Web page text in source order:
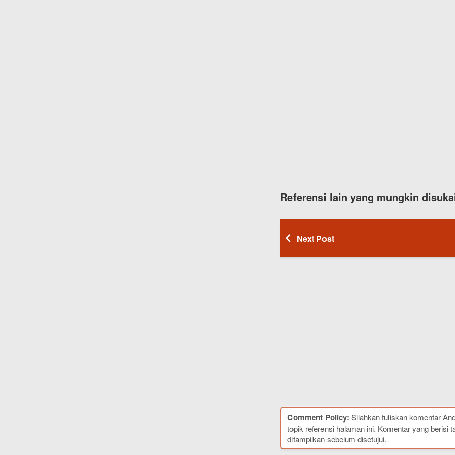
Referensi lain yang mungkin
Next Post
Comment Policy: Silahkan tuliskan komentar
topik referensi halaman ini. Komentar yang berisi
ditampilkan sebelum disetujui.